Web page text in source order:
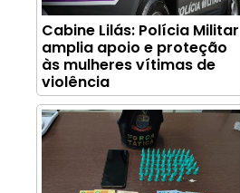
Cabine Lilás: Polícia Militar
amplia apoio e proteção
às mulheres vítimas de
violência